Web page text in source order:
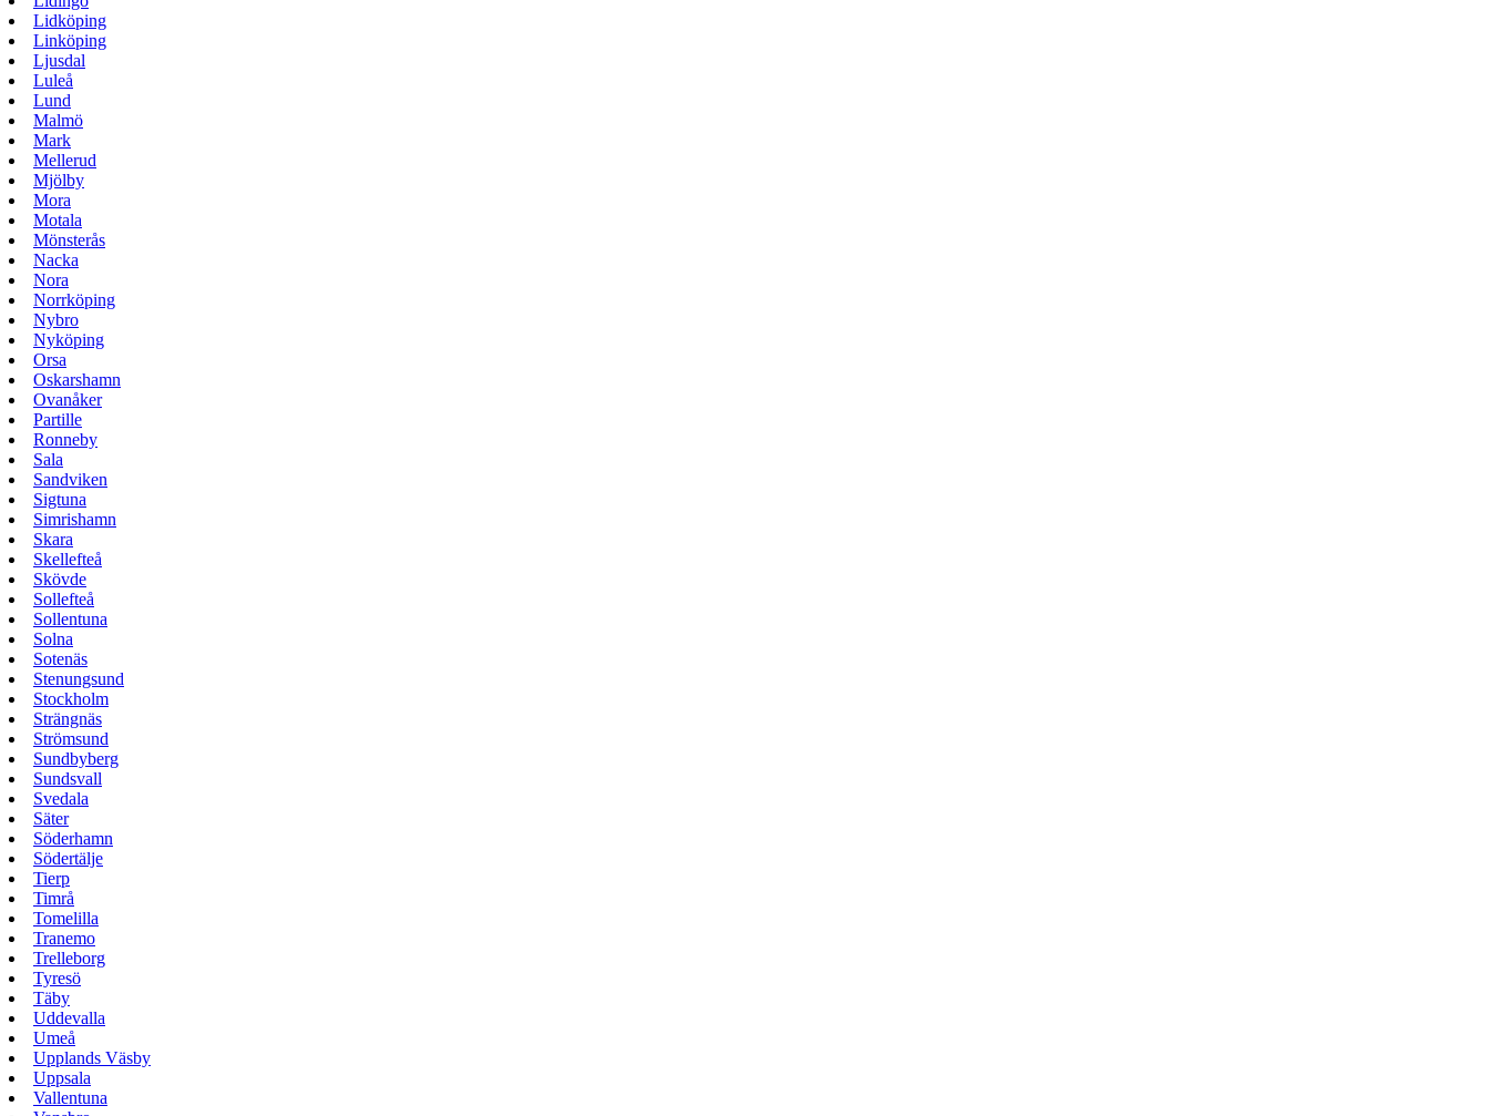
Lidköping
Linköping
Ljusdal
Luleå
Lund
Malmö
Mark
Mellerud
Mjölby
Mora
Motala
Mönsterås
Nacka
Nora
Norrköping
Nybro
Nyköping
Orsa
Oskarshamn
Ovanåker
Partille
Ronneby
Sala
Sandviken
Sigtuna
Simrishamn
Skara
Skellefteå
Skövde
Sollefteå
Sollentuna
Solna
Sotenäs
Stenungsund
Stockholm
Strängnäs
Strömsund
Sundbyberg
Sundsvall
Svedala
Säter
Söderhamn
Södertälje
Tierp
Timrå
Tomelilla
Tranemo
Trelleborg
Tyresö
Täby
Uddevalla
Umeå
Upplands Väsby
Uppsala
Vallentuna